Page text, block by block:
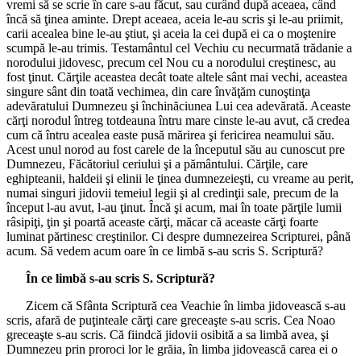
vremi să se scrie în care s-au făcut, sau curând după aceaea, când
încă să ţinea aminte. Drept aceaea, aceia le-au scris şi le-au priimit,
carii acealea bine le-au ştiut, şi aceia la cei după ei ca o moştenire
scumpă le-au trimis. Testamântul cel Vechiu cu necurmată trădanie a
norodului jidovesc, precum cel Nou cu a norodului creştinesc, au
fost ţinut. Cărţile aceastea decât toate altele sânt mai vechi, aceastea
singure sânt din toată vechimea, din care învăţăm cunoştinţa
adevăratului Dumnezeu şi închinăciunea Lui cea adevărată. Aceaste
cărţi norodul întreg totdeauna întru mare cinste le-au avut, că credea
cum că întru acealea easte pusă mărirea şi fericirea neamului său.
Acest unul norod au fost carele de la începutul său au cunoscut pre
Dumnezeu, Făcătoriul ceriului şi a pământului. Cărţile, care
eghipteanii, haldeii şi elinii le ţinea dumnezeieşti, cu vreame au perit,
numai singuri jidovii temeiul legii şi al credinţii sale, precum de la
început l-au avut, l-au ţinut. Încă şi acum, mai în toate părţile lumii
râsipiţi, ţin şi poartă aceaste cărţi, măcar că aceaste cărţi foarte
luminat părtinesc creştinilor. Ci despre dumnezeirea Scripturei, până
acum. Să vedem acum oare în ce limbă s-au scris S. Scriptură?
În ce limbă s-au scris S. Scriptură?
Zicem că Sfânta Scriptură cea Veachie în limba jidovească s-au
scris, afară de puţinteale cărţi care greceaşte s-au scris. Cea Noao
greceaşte s-au scris. Că fiindcă jidovii osibită a sa limbă avea, şi
Dumnezeu prin proroci lor le grăia, în limba jidovească carea ei o